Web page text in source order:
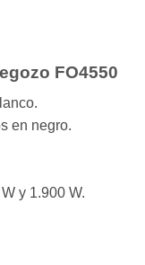
FO4550
en negro.
y 1.900 W.